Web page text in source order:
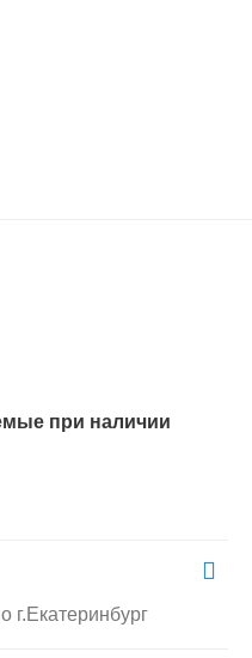
при наличии
г.Екатеринбург